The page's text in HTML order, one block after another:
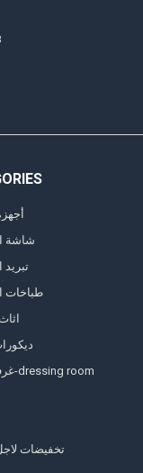
شاشة
طباخات
غرفة ملابس-dressing room
تخفيضات